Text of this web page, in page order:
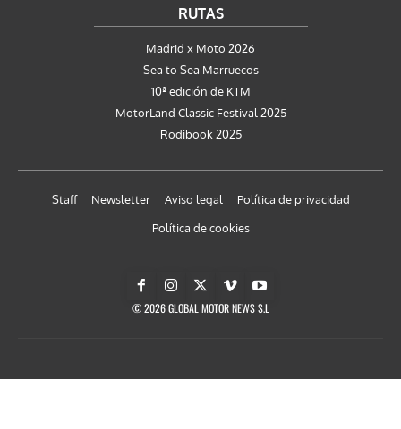
RUTAS
Madrid x Moto 2026
Sea to Sea Marruecos
10ª edición de KTM
MotorLand Classic Festival 2025
Rodibook 2025
Staff Newsletter Aviso legal
Política de privacidad
Política de cookies
© 2026 GLOBAL MOTOR NEWS S.L